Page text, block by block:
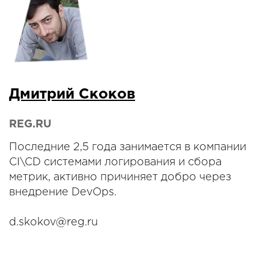
Дмитрий Скоков
REG.RU
Последние 2,5 года занимается в компании
CI\CD системами логирования и сбора
метрик, активно причиняет добро через
внедрение DevOps.
d.skokov@reg.ru